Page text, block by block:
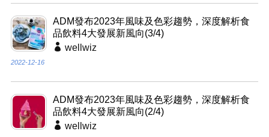
ADM發布2023年風味及色彩趨勢，深度解析食
品飲料4大發展新風向(3/4)
wellwiz
2022-12-16
ADM發布2023年風味及色彩趨勢，深度解析食
品飲料4大發展新風向(2/4)
wellwiz